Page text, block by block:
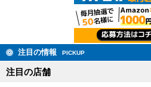
注目の情報 PICKUP
注目の店舗